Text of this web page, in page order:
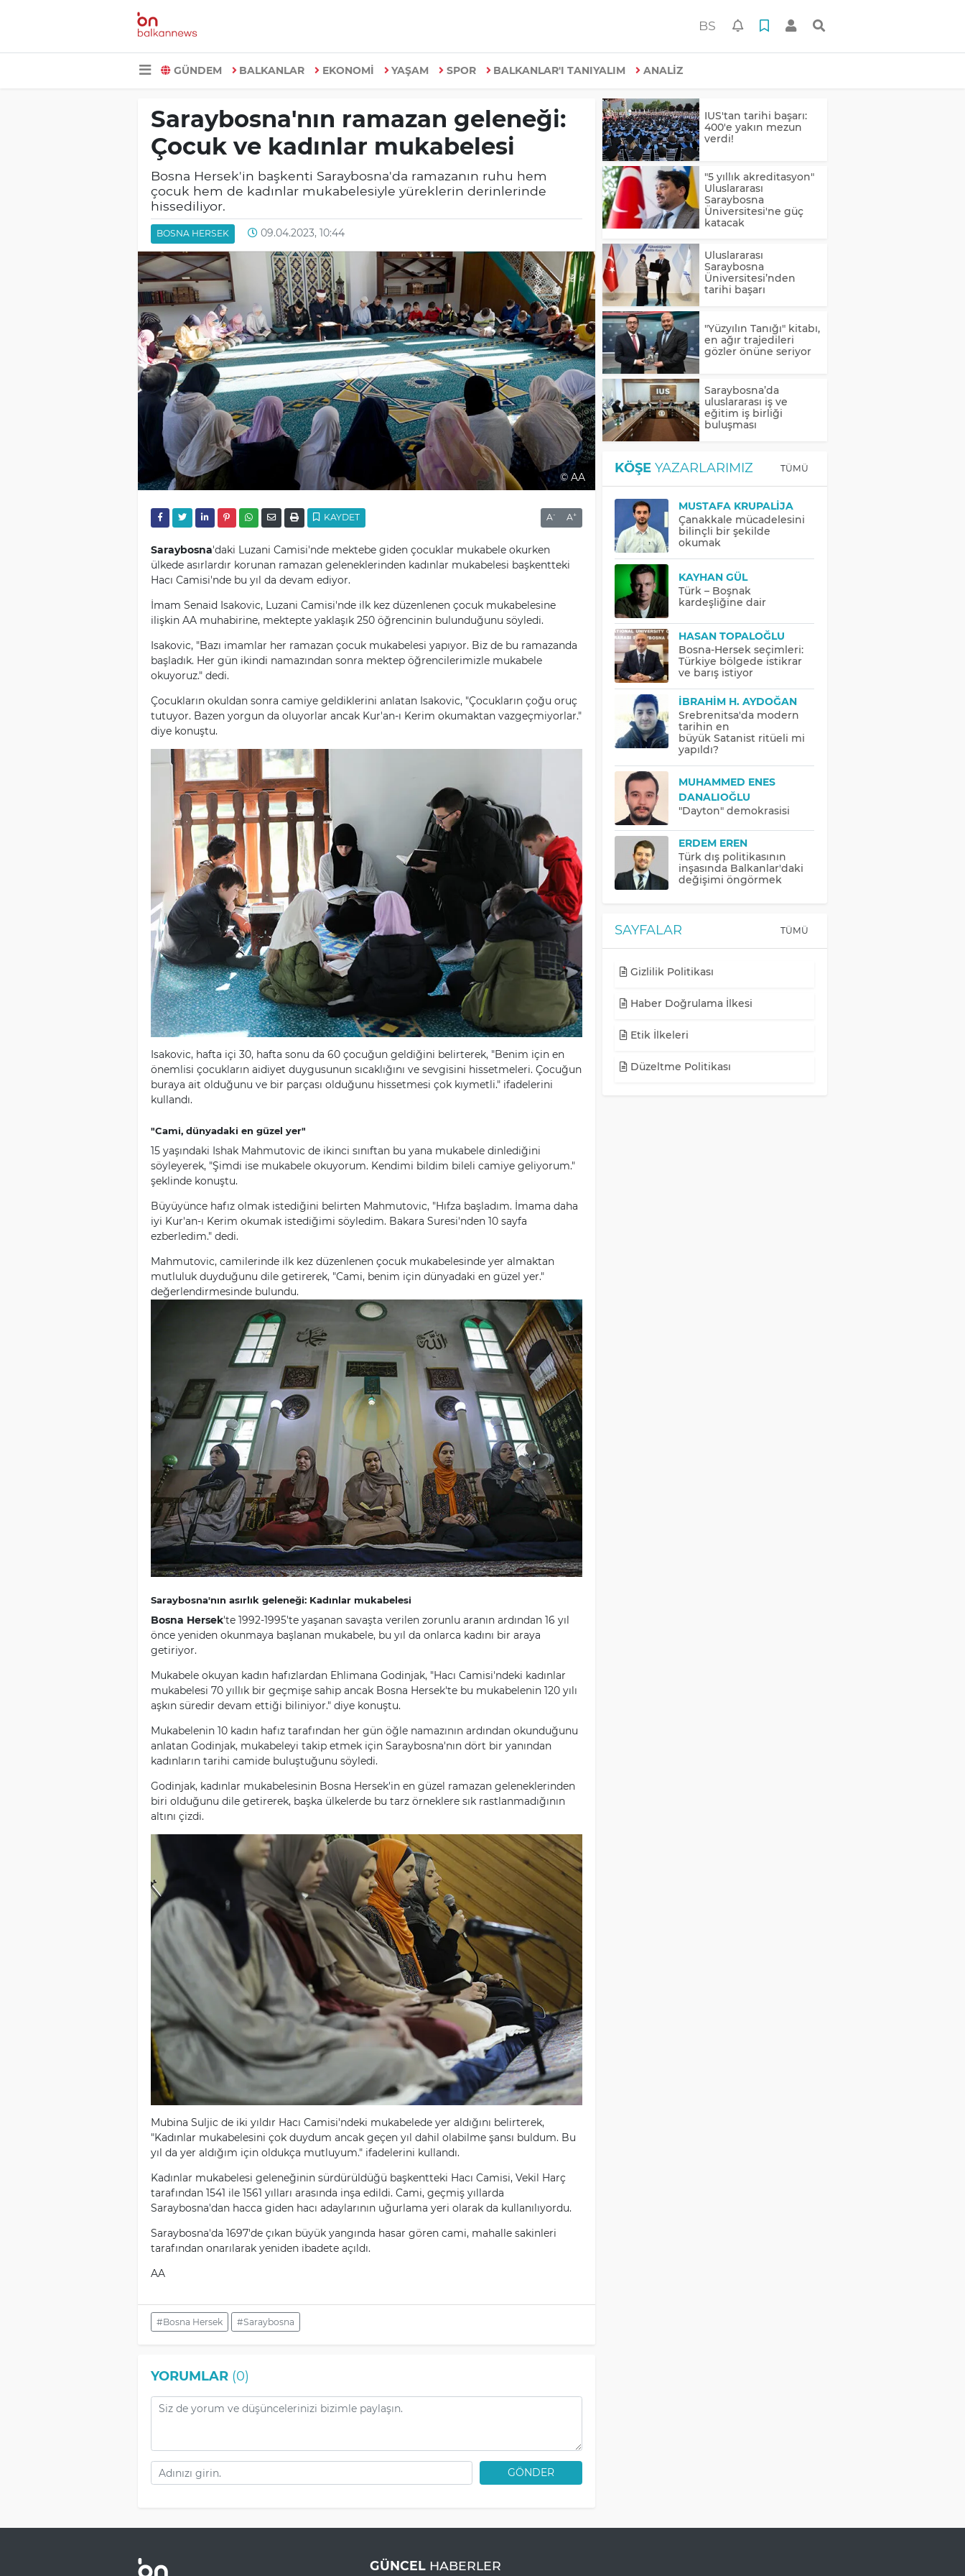
BS
GÜNDEM BALKANLAR EKONOMİ YAŞAM SPOR BALKANLAR'I TANIYALIM ANALİZ
Saraybosna'nın ramazan geleneği:
Çocuk ve kadınlar mukabelesi
Bosna Hersek'in başkenti Saraybosna'da ramazanın ruhu hem
çocuk hem de kadınlar mukabelesiyle yüreklerin derinlerinde
hissediliyor.
BOSNA HERSEK 09.04.2023, 10:44
© AA
KAYDET A- A+
Saraybosna'daki Luzani Camisi'nde mektebe giden çocuklar mukabele okurken
ülkede asırlardır korunan ramazan geleneklerinden kadınlar mukabelesi başkentteki
Hacı Camisi'nde bu yıl da devam ediyor.
İmam Senaid Isakovic, Luzani Camisi'nde ilk kez düzenlenen çocuk mukabelesine
ilişkin AA muhabirine, mektepte yaklaşık 250 öğrencinin bulunduğunu söyledi.
Isakovic, "Bazı imamlar her ramazan çocuk mukabelesi yapıyor. Biz de bu ramazanda
başladık. Her gün ikindi namazından sonra mektep öğrencilerimizle mukabele
okuyoruz." dedi.
Çocukların okuldan sonra camiye geldiklerini anlatan Isakovic, "Çocukların çoğu oruç
tutuyor. Bazen yorgun da oluyorlar ancak Kur'an-ı Kerim okumaktan vazgeçmiyorlar."
diye konuştu.
Isakovic, hafta içi 30, hafta sonu da 60 çocuğun geldiğini belirterek, "Benim için en
önemlisi çocukların aidiyet duygusunun sıcaklığını ve sevgisini hissetmeleri. Çocuğun
buraya ait olduğunu ve bir parçası olduğunu hissetmesi çok kıymetli." ifadelerini
kullandı.
"Cami, dünyadaki en güzel yer"
15 yaşındaki Ishak Mahmutovic de ikinci sınıftan bu yana mukabele dinlediğini
söyleyerek, "Şimdi ise mukabele okuyorum. Kendimi bildim bileli camiye geliyorum."
şeklinde konuştu.
Büyüyünce hafız olmak istediğini belirten Mahmutovic, "Hıfza başladım. İmama daha
iyi Kur'an-ı Kerim okumak istediğimi söyledim. Bakara Suresi'nden 10 sayfa
ezberledim." dedi.
Mahmutovic, camilerinde ilk kez düzenlenen çocuk mukabelesinde yer almaktan
mutluluk duyduğunu dile getirerek, "Cami, benim için dünyadaki en güzel yer."
değerlendirmesinde bulundu.
Saraybosna'nın asırlık geleneği: Kadınlar mukabelesi
Bosna Hersek'te 1992-1995'te yaşanan savaşta verilen zorunlu aranın ardından 16 yıl
önce yeniden okunmaya başlanan mukabele, bu yıl da onlarca kadını bir araya
getiriyor.
Mukabele okuyan kadın hafızlardan Ehlimana Godinjak, "Hacı Camisi'ndeki kadınlar
mukabelesi 70 yıllık bir geçmişe sahip ancak Bosna Hersek'te bu mukabelenin 120 yılı
aşkın süredir devam ettiği biliniyor." diye konuştu.
Mukabelenin 10 kadın hafız tarafından her gün öğle namazının ardından okunduğunu
anlatan Godinjak, mukabeleyi takip etmek için Saraybosna'nın dört bir yanından
kadınların tarihi camide buluştuğunu söyledi.
Godinjak, kadınlar mukabelesinin Bosna Hersek'in en güzel ramazan geleneklerinden
biri olduğunu dile getirerek, başka ülkelerde bu tarz örneklere sık rastlanmadığının
altını çizdi.
Mubina Suljic de iki yıldır Hacı Camisi'ndeki mukabelede yer aldığını belirterek,
"Kadınlar mukabelesini çok duydum ancak geçen yıl dahil olabilme şansı buldum. Bu
yıl da yer aldığım için oldukça mutluyum." ifadelerini kullandı.
Kadınlar mukabelesi geleneğinin sürdürüldüğü başkentteki Hacı Camisi, Vekil Harç
tarafından 1541 ile 1561 yılları arasında inşa edildi. Cami, geçmiş yıllarda
Saraybosna'dan hacca giden hacı adaylarının uğurlama yeri olarak da kullanılıyordu.
Saraybosna'da 1697'de çıkan büyük yangında hasar gören cami, mahalle sakinleri
tarafından onarılarak yeniden ibadete açıldı.
AA
#Bosna Hersek #Saraybosna
YORUMLAR(0)
GÖNDER
IUS'tan tarihi başarı:
400'e yakın mezun
verdi!
"5 yıllık akreditasyon"
Uluslararası
Saraybosna
Üniversitesi'ne güç
katacak
Uluslararası
Saraybosna
Üniversitesi’nden
tarihi başarı
"Yüzyılın Tanığı" kitabı,
en ağır trajedileri
gözler önüne seriyor
Saraybosna’da
uluslararası iş ve
eğitim iş birliği
buluşması
KÖŞE YAZARLARIMIZ TÜMÜ
MUSTAFA KRUPALIJA
Çanakkale mücadelesini
bilinçli bir şekilde
okumak
KAYHAN GÜL
Türk – Boşnak
kardeşliğine dair
HASAN TOPALOĞLU
Bosna-Hersek seçimleri:
Türkiye bölgede istikrar
ve barış istiyor
İBRAHIM H. AYDOĞAN
Srebrenitsa'da modern
tarihin en
büyük Satanist ritüeli mi
yapıldı?
MUHAMMED ENES
DANALIOĞLU
"Dayton" demokrasisi
ERDEM EREN
Türk dış politikasının
inşasında Balkanlar'daki
değişimi öngörmek
SAYFALAR TÜMÜ
Gizlilik Politikası
Haber Doğrulama İlkesi
Etik İlkeleri
Düzeltme Politikası
GÜNCEL HABERLER